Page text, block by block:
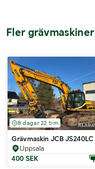
Fler grävmaskiner
8 dagar 22 tim
Grävmaskin JCB JS240LC
Uppsala
400 SEK